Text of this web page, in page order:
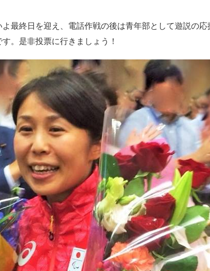
最終日を迎え、電話作戦の後は青年部として遊説の
。是非投票に行きましょう！